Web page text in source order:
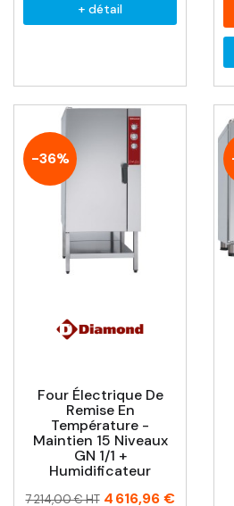
+ détail
-36%
Four Électrique De
Remise En
Température -
Maintien 15 Niveaux
GN 1/1 +
Humidificateur
Prix
Prix
7 214,00 € HT 4 616,96 €